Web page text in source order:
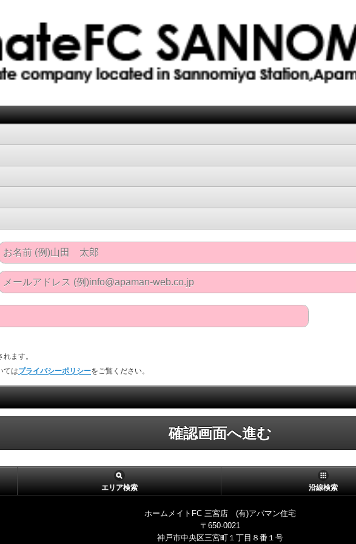
ます。
てはプライバシーポリシーをご覧ください。
確認画面へ進む
エリア検索 沿線検索
ホームメイトFC 三宮店 (有)アパマン住宅
〒650-0021
神戸市中央区三宮町１丁目８番１号